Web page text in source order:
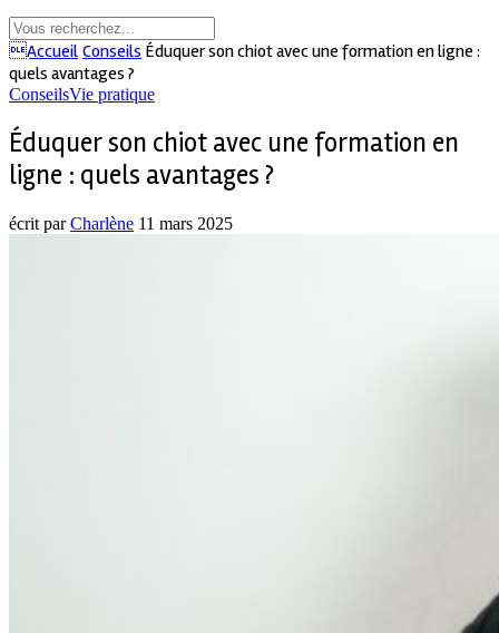
Accueil Conseils Éduquer son chiot avec une formation en ligne :
quels avantages ?
ConseilsVie pratique
Éduquer son chiot avec une formation en
ligne : quels avantages ?
écrit parCharlène 11 mars 2025